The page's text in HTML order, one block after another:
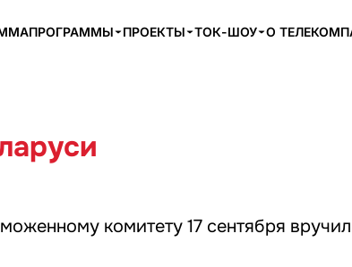
ПРОГРАММЫ ПРОЕКТЫ ТОК-ШОУ О
комитету 17 сентября